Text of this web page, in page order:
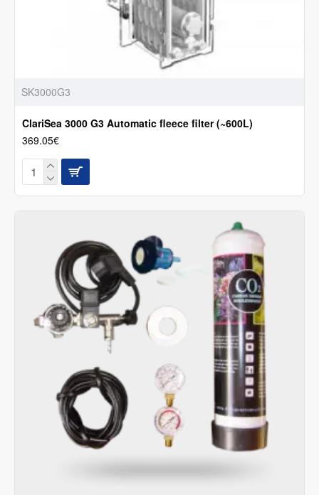
SK3000G3
ClariSea 3000 G3 Automatic fleece filter (~600L)
369.05€